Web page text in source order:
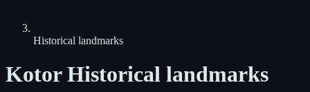
Historical landmarks
Kotor Historical landmarks